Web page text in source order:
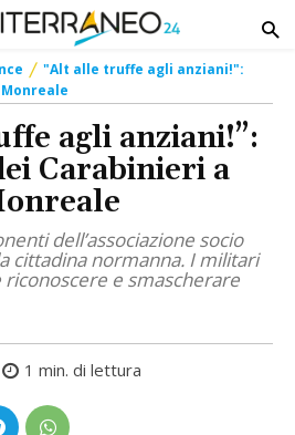
"Alt alle truffe agli anziani!":
agli anziani!”:
Carabinieri a
dell’associazione socio
cittadina normanna. I militari
e smascherare
1 min. di lettura